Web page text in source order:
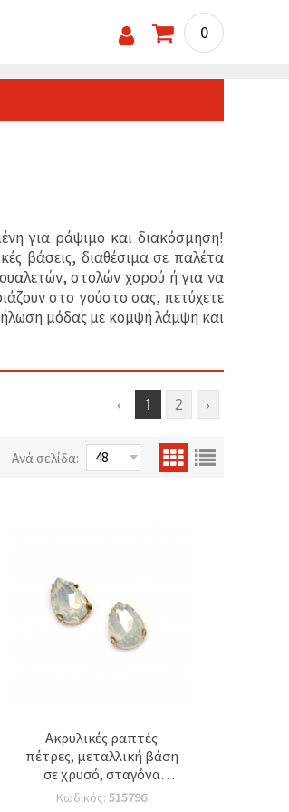
0
για ράψιμο και διακόσμηση!
βάσεις, διαθέσιμα σε παλέτα
στολών χορού ή για να
στο γούστο σας, πετύχετε
μόδας με κομψή λάμψη και
‹ 1 2 ›
Ανά σελίδα:
Ακρυλικές ραπτές
πέτρες, μεταλλική βάση
σε χρυσό, σταγόνα
(δάκρυ) 10x14 mm,
Κωδικός:515796